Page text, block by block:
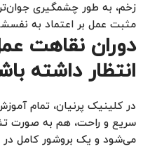
زخم، به طور چشمگیری
مثبت عمل بر اعتماد به
دوران نقاهت
انتظار داشته
در کلینیک پرنیان، تمام
سریع و راحت، هم به صورت
می‌شود و یک بروشور کامل در